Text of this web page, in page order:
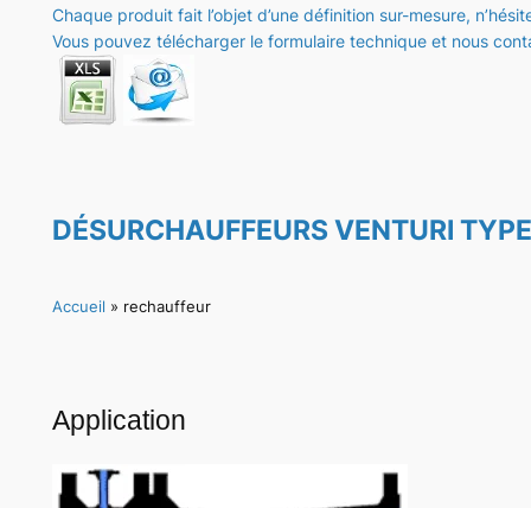
Chaque produit fait l’objet d’une définition sur-mesure,
Vous pouvez télécharger le formulaire technique et nous
DÉSURCHAUFFEURS VENTURI
Accueil » rechauffeur
Application